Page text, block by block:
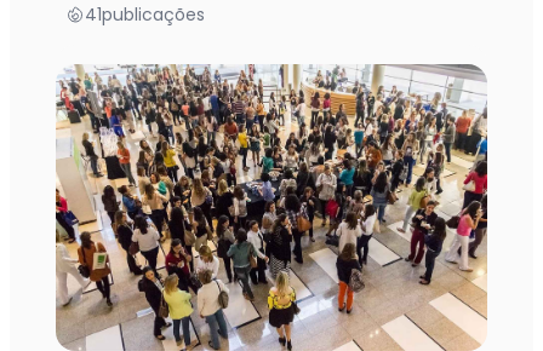
41publicações